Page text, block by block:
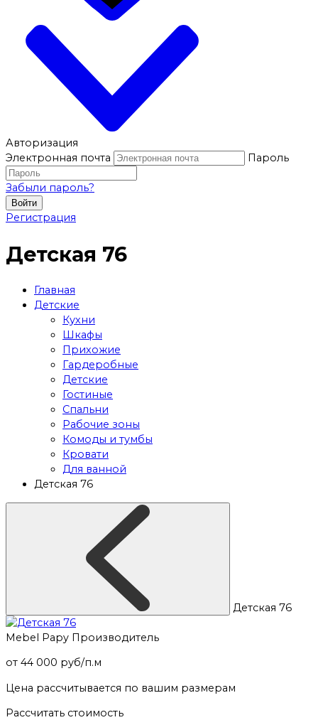
Авторизация
Электронная почта
Пароль
Забыли пароль?
Войти
Регистрация
Детская 76
Главная
Детские
Кухни
Шкафы
Прихожие
Гардеробные
Детские
Гостиные
Спальни
Рабочие зоны
Комоды и тумбы
Кровати
Для ванной
Детская 76
Детская 76
Mebel Papy Производитель
от 44 000 руб/п.м
Цена рассчитывается по вашим размерам
Рассчитать стоимость